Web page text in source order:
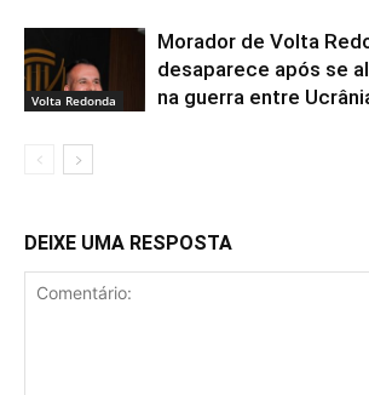
Volta Redonda
Morador de Volta
desaparece após se
na guerra entre
DEIXE UMA RESPOSTA